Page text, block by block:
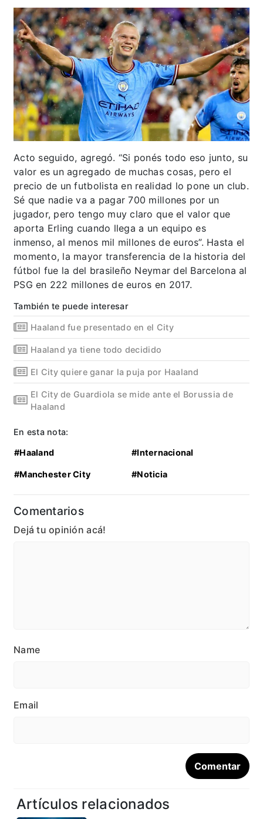
Acto seguido, agregó. “Si ponés todo eso junto, su
valor es un agregado de muchas cosas, pero el
precio de un futbolista en realidad lo pone un club.
Sé que nadie va a pagar 700 millones por un
jugador, pero tengo muy claro que el valor que
aporta Erling cuando llega a un equipo es
inmenso, al menos mil millones de euros”. Hasta el
momento, la mayor transferencia de la historia del
fútbol fue la del brasileño Neymar del Barcelona al
PSG en 222 millones de euros en 2017.
También te puede interesar
Haaland fue presentado en el City
Haaland ya tiene todo decidido
El City quiere ganar la puja por Haaland
El City de Guardiola se mide ante el Borussia de
Haaland
En esta nota:
#Haaland #Internacional
#Manchester City #Noticia
Comentarios
Dejá tu opinión acá!
Name
Email
Artículos relacionados